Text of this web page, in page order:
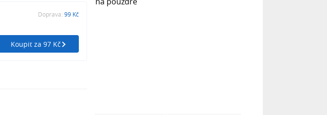
Doprava: 99 Kč
Koupit za 97 Kč